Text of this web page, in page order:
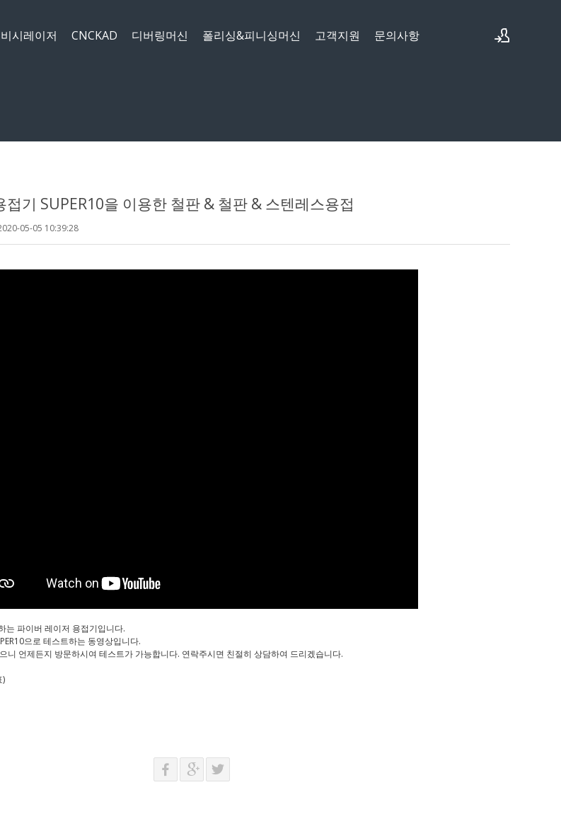
시레이저 CNCKAD 디버링머신 폴리싱&피니싱머신 고객지원 문의사항
접기 SUPER10을 이용한 철판 & 철판 & 스텐레스용접
05-05 10:39:28
는 파이버 레이저 용접기입니다.
으로 테스트하는 동영상입니다.
니 언제든지 방문하시여 테스트가 가능합니다. 연락주시면 친절히 상담하여 드리겠습니다.
)